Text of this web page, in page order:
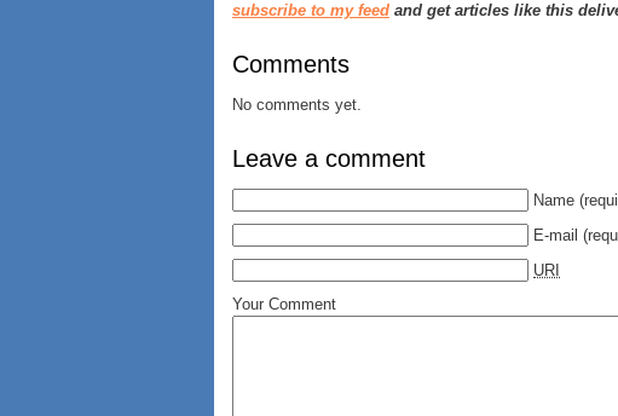
subscribe to my feed and get articles like this
Comments
No comments yet.
Leave a comment
Name
E-mail
URI
Your Comment